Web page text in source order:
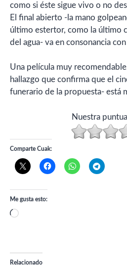
como si éste sigue vivo o no
El final abierto -la mano
último estertor, como la último
del agua- va en consonancia
Una película muy
hallazgo que confirma que el
funerario de la propuesta- está
Nuestra
Comparte Cuak:
Me gusta esto:
Cargando...
Relacionado